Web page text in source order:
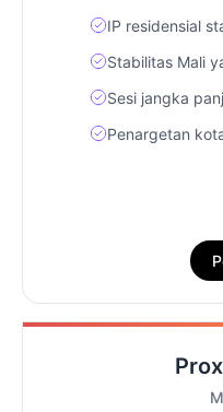
IP residensial
Stabilitas Mali
Sesi jangka
Penargetan